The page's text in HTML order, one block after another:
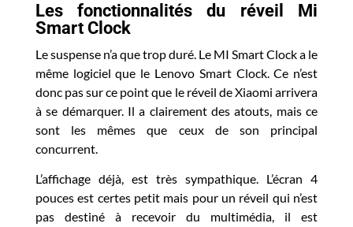
Les fonctionnalités du réveil Mi
Smart Clock
Le suspense n’a que trop duré. Le MI Smart Clock a le
même logiciel que le Lenovo Smart Clock. Ce n’est
donc pas sur ce point que le réveil de Xiaomi arrivera
à se démarquer. Il a clairement des atouts, mais ce
sont les mêmes que ceux de son principal
concurrent.
L’affichage déjà, est très sympathique. L’écran 4
pouces est certes petit mais pour un réveil qui n’est
pas destiné à recevoir du multimédia, il est